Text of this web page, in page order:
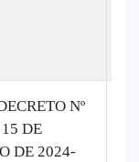
Nº
DE
DE 2024-